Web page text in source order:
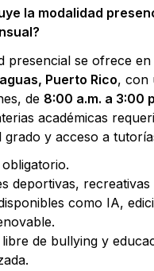
la modalidad
presencial se ofrece
Puerto Rico, con
de 8:00 a.m. a 3:00
académicas
grado y acceso a
deportivas, recreativas
como IA,
de bullying y